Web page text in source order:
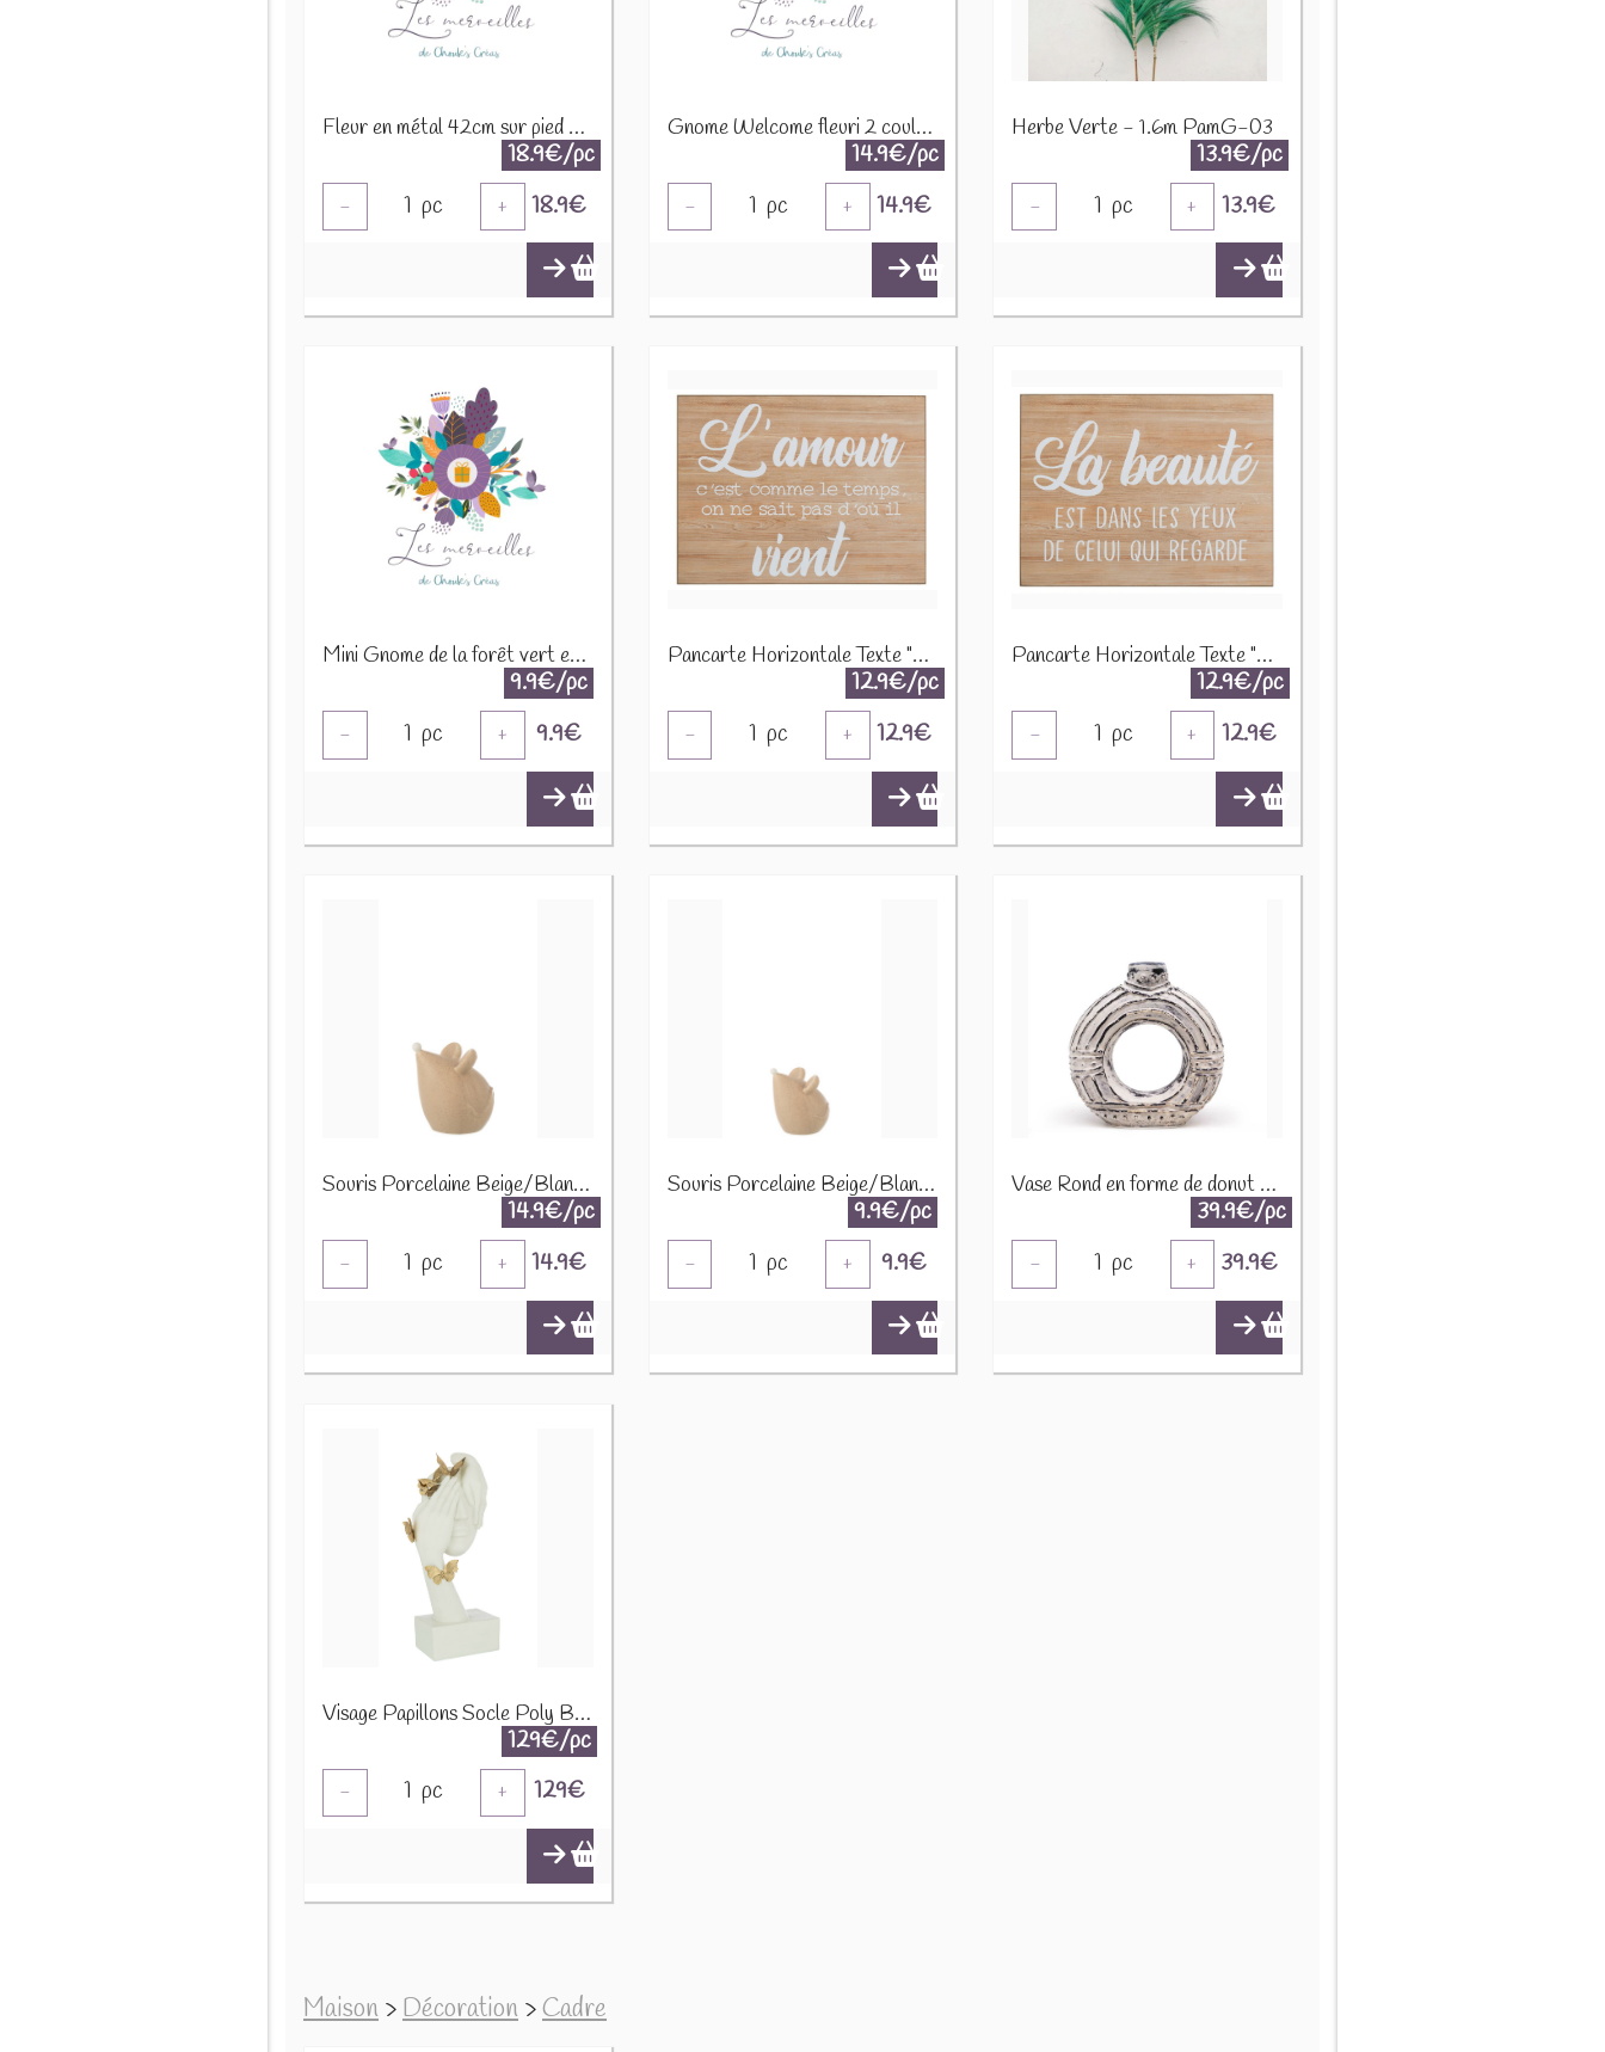
Fleur en métal 42cm sur pied en bois 45561
18.9€/pc
- 1 pc + 18.9€
Gnome Welcome fleuri 2 couleurs 15cm 45352
14.9€/pc
- 1 pc + 14.9€
Herbe Verte - 1.6m PamG-03
13.9€/pc
- 1 pc + 13.9€
Mini Gnome de la forêt vert et brun 225898
9.9€/pc
- 1 pc + 9.9€
Pancarte Horizontale Texte "Amour" 37118
12.9€/pc
- 1 pc + 12.9€
Pancarte Horizontale Texte "Beauté" 37118
12.9€/pc
- 1 pc + 12.9€
Souris Porcelaine Beige/Blanc Large 11875
14.9€/pc
- 1 pc + 14.9€
Souris Porcelaine Beige/Blanc Small 11874
9.9€/pc
- 1 pc + 9.9€
Vase Rond en forme de donut - 30cm - Crème BCV-10
39.9€/pc
- 1 pc + 39.9€
Visage Papillons Socle Poly Blanc/Or 35096
129€/pc
- 1 pc + 129€
Maison >Décoration >Cadre